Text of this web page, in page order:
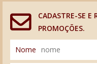
CADASTRE-SE E
PROMOÇÕES.
Nome